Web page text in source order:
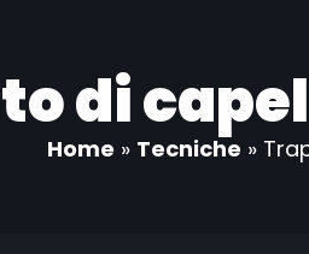
di
Home » Tecniche »